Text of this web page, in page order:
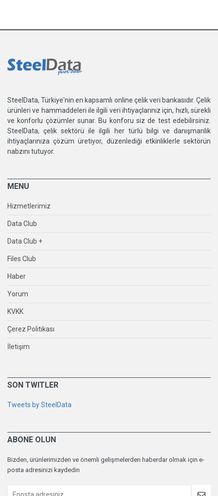
SteelData, Türkiye'nin en kapsamlı online çelik veri bankasıdır. Çelik
ürünleri ve hammaddeleri ile ilgili veri ihtiyaçlarınız için, hızlı, sürekli
ve konforlu çözümler sunar. Bu konforu siz de test edebilirsiniz.
SteelData, çelik sektörü ile ilgili her türlü bilgi ve danışmanlık
ihtiyaçlarınıza çözüm üretiyor, düzenlediği etkinliklerle sektörün
nabzını tutuyor.
MENU
Hizmetlerimiz
Data Club
Data Club +
Files Club
Haber
Yorum
KVKK
Çerez Politikası
İletişim
SON TWITLER
Tweets by SteelData
ABONE OLUN
Bizden, ürünlerimizden ve önemli gelişmelerden haberdar olmak için e-
posta adresinizi kaydedin